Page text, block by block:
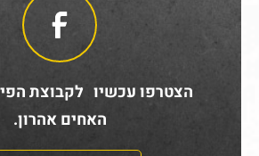
הצטרפו עכשיו לקבוצת
האחים אהרון.